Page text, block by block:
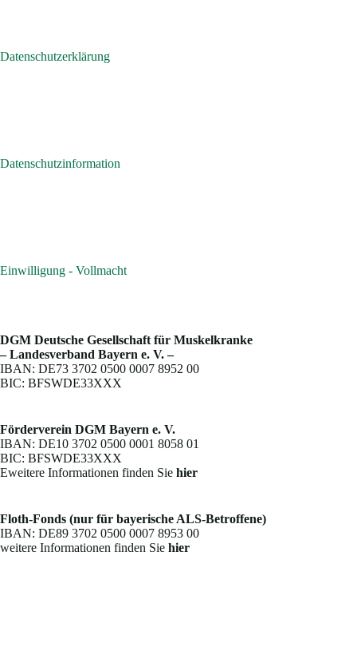
Datenschutzerklärung
Datenschutzinformation
Einwilligung - Vollmacht
DGM Deutsche Gesellschaft für Muskelkranke
– Landesverband Bayern e. V. –
IBAN: DE73 3702 0500 0007 8952 00
BIC: BFSWDE33XXX
Förderverein DGM Bayern e. V.
IBAN: DE10 3702 0500 0001 8058 01
BIC: BFSWDE33XXX
Eweitere Informationen finden Sie hier
Floth-Fonds (nur für bayerische ALS-Betroffene)
IBAN: DE89 3702 0500 0007 8953 00
weitere Informationen finden Sie hier